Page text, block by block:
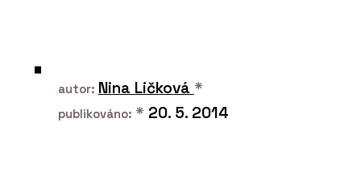
autor: Nina Ličková *
publikováno: * 20. 5. 2014